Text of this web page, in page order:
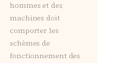
hommes et des
machines doit
comporter les
schèmes de
fonctionnement des